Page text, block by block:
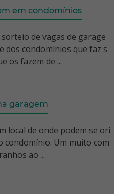
em condomínios
de vagas de garage
dos condomínios que faz s
os fazem de ...
garagem
local de onde podem se ori
Um muito com
ao ...